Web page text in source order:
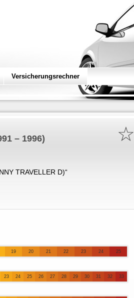
Versicherungsrechner
☆
– 1996)
TRAVELLER D)“
19 20 21 22 23 24 25
23 24 25 26 27 28 29 30 31 32 33